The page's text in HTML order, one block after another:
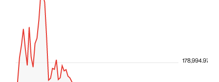
178,994.97